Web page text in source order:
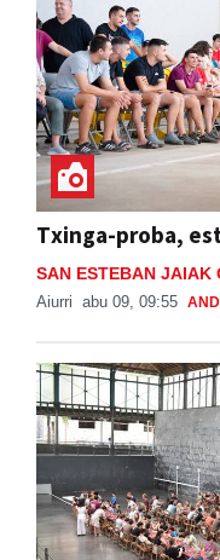
Txinga-proba,
SAN ESTEBAN JAIAK
Aiurri abu 09, 09:55